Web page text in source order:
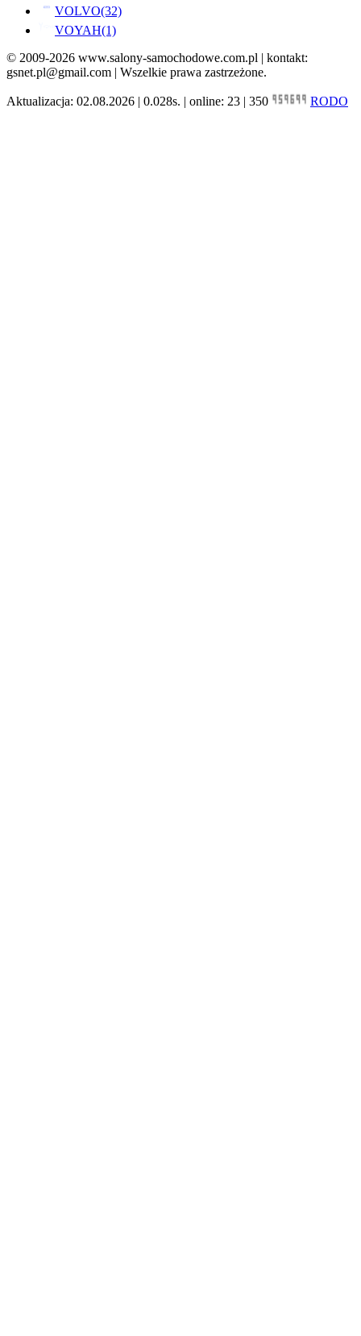
VOLVO(32)
VOYAH(1)
© 2009-2026 www.salony-samochodowe.com.pl | kontakt:
gsnet.pl@gmail.com | Wszelkie prawa zastrzeżone.
Aktualizacja: 02.08.2026 | 0.028s. | online: 23 | 350 RODO